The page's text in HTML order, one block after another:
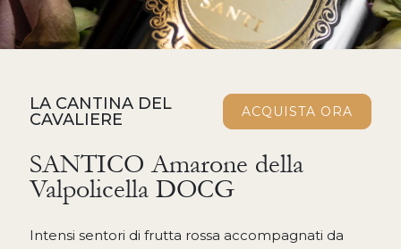
LA CANTINA DEL
CAVALIERE
ACQUISTA ORA
SANTICO Amarone della
Valpolicella DOCG
Intensi sentori di frutta rossa accompagnati da